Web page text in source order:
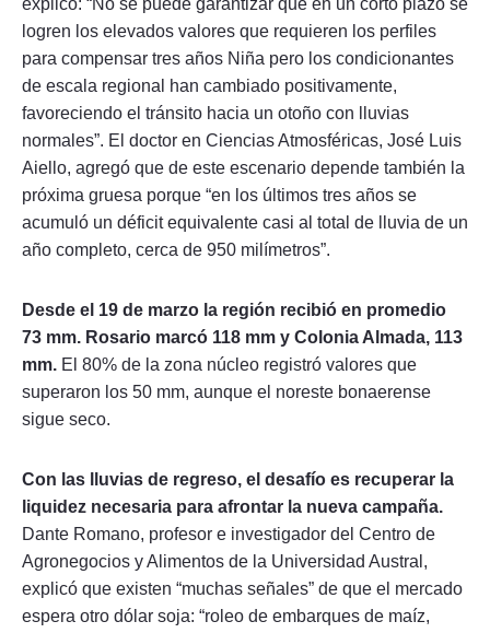
explicó: “No se puede garantizar que en un corto plazo se
logren los elevados valores que requieren los perfiles
para compensar tres años Niña pero los condicionantes
de escala regional han cambiado positivamente,
favoreciendo el tránsito hacia un otoño con lluvias
normales”. El doctor en Ciencias Atmosféricas, José Luis
Aiello, agregó que de este escenario depende también la
próxima gruesa porque “en los últimos tres años se
acumuló un déficit equivalente casi al total de lluvia de un
año completo, cerca de 950 milímetros”.
Desde el 19 de marzo la región recibió en promedio
73 mm. Rosario marcó 118 mm y Colonia Almada, 113
mm. El 80% de la zona núcleo registró valores que
superaron los 50 mm, aunque el noreste bonaerense
sigue seco.
Con las lluvias de regreso, el desafío es recuperar la
liquidez necesaria para afrontar la nueva campaña.
Dante Romano, profesor e investigador del Centro de
Agronegocios y Alimentos de la Universidad Austral,
explicó que existen “muchas señales” de que el mercado
espera otro dólar soja: “roleo de embarques de maíz,